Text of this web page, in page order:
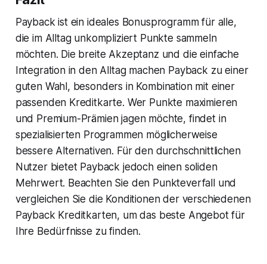
Payback ist ein ideales Bonusprogramm für alle,
die im Alltag unkompliziert Punkte sammeln
möchten. Die breite Akzeptanz und die einfache
Integration in den Alltag machen Payback zu einer
guten Wahl, besonders in Kombination mit einer
passenden Kreditkarte. Wer Punkte maximieren
und Premium-Prämien jagen möchte, findet in
spezialisierten Programmen möglicherweise
bessere Alternativen. Für den durchschnittlichen
Nutzer bietet Payback jedoch einen soliden
Mehrwert. Beachten Sie den Punkteverfall und
vergleichen Sie die Konditionen der verschiedenen
Payback Kreditkarten, um das beste Angebot für
Ihre Bedürfnisse zu finden.